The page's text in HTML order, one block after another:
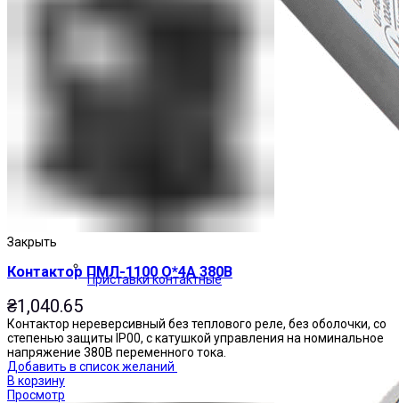
Приставки контактные
Закрыть
Контактор ПМЛ-1100 О*4А 380В
₴1,040.65
Контактор нереверсивный без теплового реле, без оболочки, со
степенью защиты IP00, с катушкой управления на номинальное
напряжение 380В переменного тока.
Добавить в список желаний
В корзину
Просмотр